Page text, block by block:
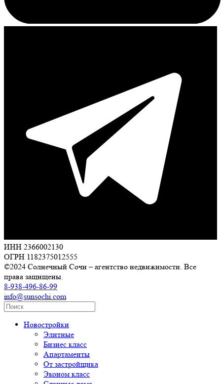
ИНН 2366002130
ОГРН 1182375012555
©2024 Солнечный Сочи – агентство недвижимости. Все
права защищены.
8-938-496-86-99
info@sunsochi.com
Новостройки
Элитные
Бизнес класс
Апартаменты
От застройщика
Эконом класс